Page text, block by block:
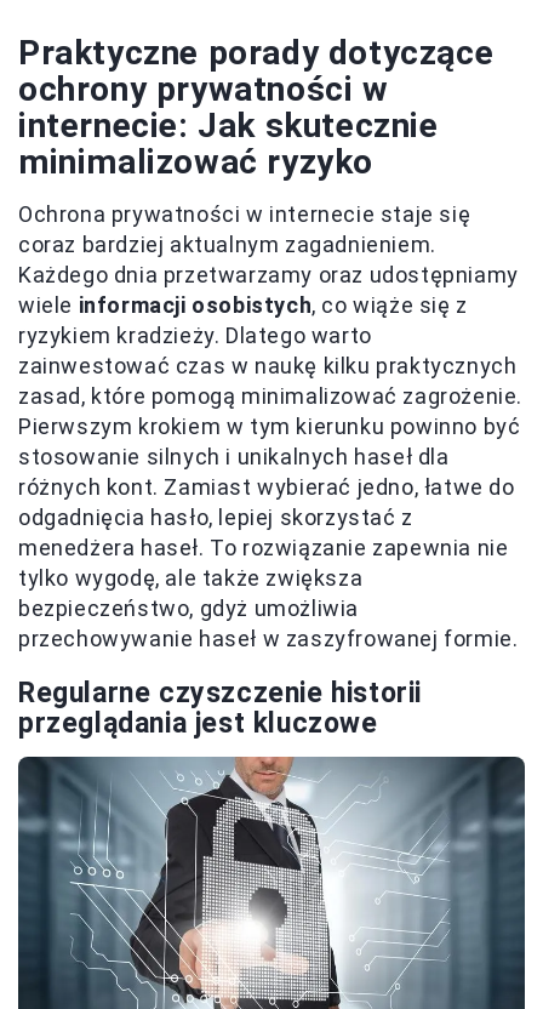
Praktyczne porady dotyczące
ochrony prywatności w
internecie: Jak skutecznie
minimalizować ryzyko
Ochrona prywatności w internecie staje się
coraz bardziej aktualnym zagadnieniem.
Każdego dnia przetwarzamy oraz udostępniamy
wiele informacji osobistych, co wiąże się z
ryzykiem kradzieży. Dlatego warto
zainwestować czas w naukę kilku praktycznych
zasad, które pomogą minimalizować zagrożenie.
Pierwszym krokiem w tym kierunku powinno być
stosowanie silnych i unikalnych haseł dla
różnych kont. Zamiast wybierać jedno, łatwe do
odgadnięcia hasło, lepiej skorzystać z
menedżera haseł. To rozwiązanie zapewnia nie
tylko wygodę, ale także zwiększa
bezpieczeństwo, gdyż umożliwia
przechowywanie haseł w zaszyfrowanej formie.
Regularne czyszczenie historii
przeglądania jest kluczowe